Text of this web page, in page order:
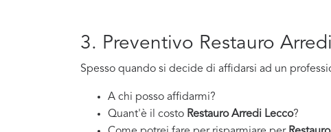
3. Preventivo Restauro
Spesso quando si decide di affidarsi ad un
A chi posso affidarmi?
Quant'è il costo Restauro Arredi Lecco?